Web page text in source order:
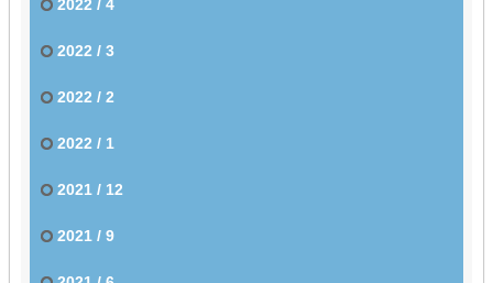
2022 / 4
2022 / 3
2022 / 2
2022 / 1
2021 / 12
2021 / 9